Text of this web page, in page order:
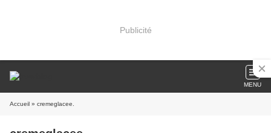
Publicité
MENU
Accueil » cremeglacee.